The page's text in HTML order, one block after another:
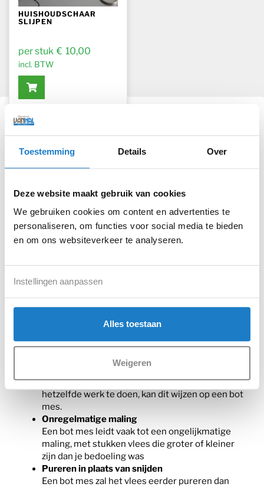
Toestemming Details Over
Deze website maakt gebruik van cookies
We gebruiken cookies om content en advertenties te
personaliseren, om functies voor social media te bieden
en om ons websiteverkeer te analyseren.
Instellingen aanpassen
Alles toestaan
Weigeren
HUISHOUDSCHAAR
SLIJPEN
€ 10,00
incl. BTW
Vleesmolenmes slijpen voor efficiënter
en veiliger malen
alsof het mes het vlees meer pureert dan snijdt? Als
deze problemen bekend voorkomen, is je
vleesmolenmes slijpen de goedkoopste oplossing.
Met onze online slijpservice slijpen wij jouw mes van
de vleesmolen, gehaktmolen, worstmolen scherper
Hoe merk je dat je vleesmolenmes bot
is?
resultaat. Een scherp mes is cruciaal voor het soepel
en veilig verwerken van vlees. Als je vleesmolenmes
bot is, merk je dat aan:
Meer kracht nodig
Als de vleesmolen meer kracht nodig heeft om
hetzelfde werk te doen, kan dit wijzen op een bot
mes.
Onregelmatige maling
Een bot mes leidt vaak tot een ongelijkmatige
maling, met stukken vlees die groter of kleiner
zijn dan je bedoeling was
Pureren in plaats van snijden
Een bot mes zal het vlees eerder pureren dan